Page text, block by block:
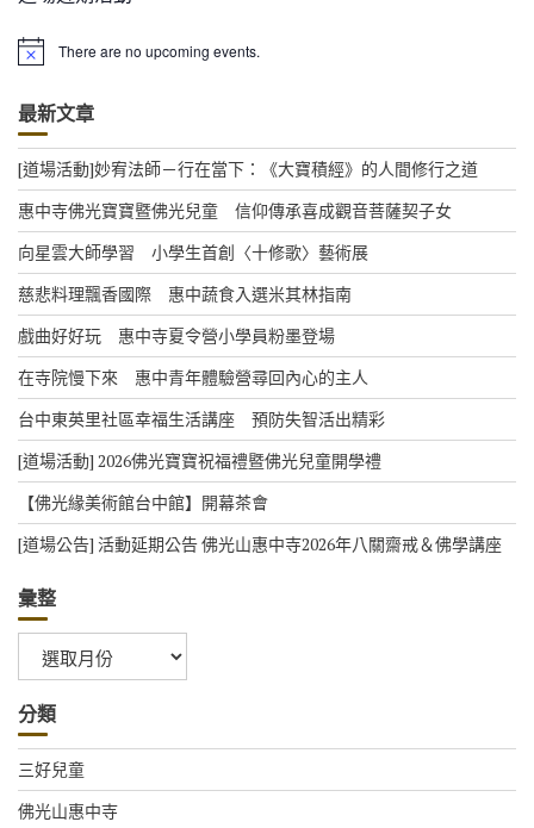
N
i
c
e
There are no upcoming events.
最新文章
[道場活動]妙宥法師－行在當下：《大寶積經》的人間修行之道
惠中寺佛光寶寶暨佛光兒童 信仰傳承喜成觀音菩薩契子女
向星雲大師學習 小學生首創〈十修歌〉藝術展
慈悲料理飄香國際 惠中蔬食入選米其林指南
戲曲好好玩 惠中寺夏令營小學員粉墨登場
在寺院慢下來 惠中青年體驗營尋回內心的主人
台中東英里社區幸福生活講座 預防失智活出精彩
[道場活動] 2026佛光寶寶祝福禮暨佛光兒童開學禮
【佛光緣美術館台中館】開幕茶會
[道場公告] 活動延期公告 佛光山惠中寺2026年八關齋戒＆佛學講座
彙整
整
分類
三好兒童
佛光山惠中寺